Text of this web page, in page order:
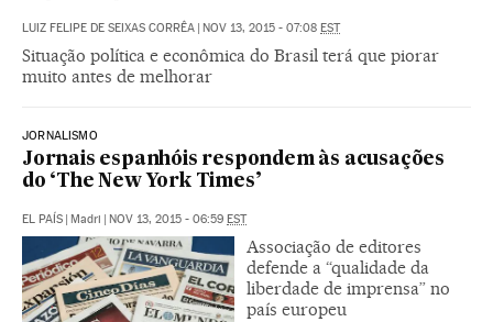
LUIZ FELIPE DE SEIXAS CORRÊA NOV 13, 2015 - 07:08 EST
Situação política e econômica do Brasil terá que piorar
muito antes de melhorar
JORNALISMO
Jornais espanhóis respondem às acusações
do ‘The New York Times’
EL PAÍS Madri NOV 13, 2015 - 06:59 EST
Associação de editores
defende a “qualidade da
liberdade de imprensa” no
país europeu